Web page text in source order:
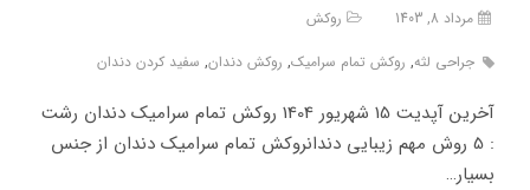
مرداد 8, 1403
روکش
جراحی لثه, روکش تمام سرامیک, روکش دندان, سفید کردن دندان
آخرین آپدیت 15 شهریور 1404 روکش تمام سرامیک دندان رشت
: 5 روش مهم زیبایی دندانروکش تمام سرامیک دندان از جنس‌
بسیار…